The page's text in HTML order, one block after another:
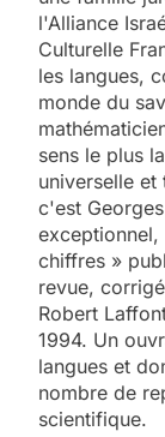
l'Alliance
Culturelle
les langues,
monde du
sens le plus
universelle et
c'est
exceptionnel,
chiffres »
revue,
Robert
1994. Un
langues et
nombre de
scientifique.